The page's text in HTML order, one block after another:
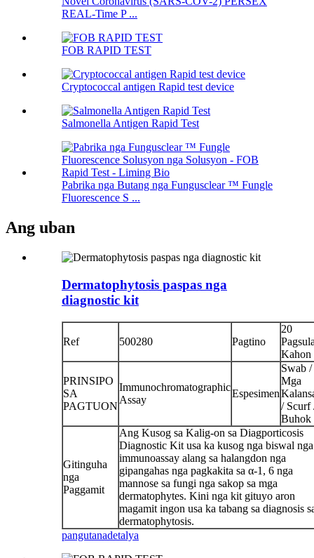
REAL-Time P ...
FOB RAPID TEST
Cryptococcal antigen Rapid test device
Salmonella Antigen Rapid Test
Pabrika nga Butang nga Fungusclear ™ Fungle
Fluorescence S ...
Ang uban
Dermatophytosis paspas nga
diagnostic kit
Ref 500280 Pagtino
20
Kahon
PRINSIPO
SA
PAGTUON
Immunochromatographic
Assay
Espesimen
Swab /
Mga
/ Scurf
Buhok
Gitinguha
nga
Paggamit
Ang Kusog sa Kalig-on sa Diagporticosis
Diagnostic Kit usa ka kusog nga biswal nga
immunoassay alang sa halangdon nga
gipangahas nga pagkakita sa α-1, 6 nga
mannose sa fungi nga sakop sa mga
dermatophytes. Kini nga kit gituyo aron
magamit ingon usa ka tabang sa diagnosis
dermatophytosis.
pangutanadetalya